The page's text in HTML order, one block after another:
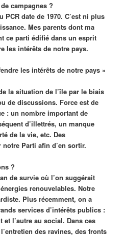
campagnes ?
date de 1970. C’est ni plus
Mes parents dont ma
ce parti édifié dans un esprit
les intérêts de notre pays.
les intérêts de notre pays »
la situation de l’île par le biais
de discussions. Force est de
: un nombre important de
d’illettrés, un manque
de la vie, etc. Des
Parti afin d’en sortir.
?
de survie où l’on suggérait
renouvelables. Notre
Plus récemment, on a
services d’intérêts publics :
et l’autre au social. Dans ces
des ravines, des fronts